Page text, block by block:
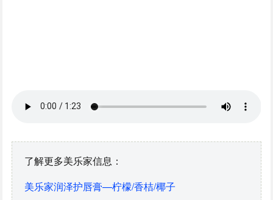
了解更多美乐家信息：
美乐家润泽护唇膏—柠檬/香桔/椰子